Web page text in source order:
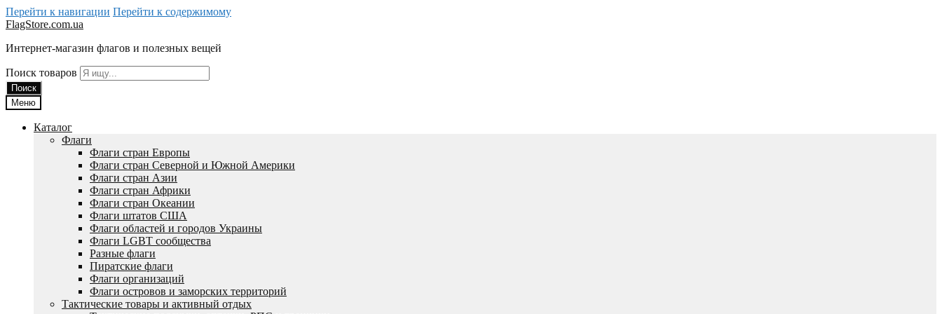
Перейти к навигации Перейти к содержимому
FlagStore.com.ua
Интернет-магазин флагов и полезных вещей
Поиск товаров
Поиск
Меню
Каталог
Флаги
Флаги стран Европы
Флаги стран Северной и Южной Америки
Флаги стран Азии
Флаги стран Африки
Флаги стран Океании
Флаги штатов США
Флаги областей и городов Украины
Флаги LGBT сообщества
Разные флаги
Пиратские флаги
Флаги организаций
Флаги островов и заморских территорий
Тактические товары и активный отдых